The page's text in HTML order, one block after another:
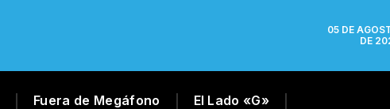
05 DE
DE
Fuera de Megáfono El Lado «G»